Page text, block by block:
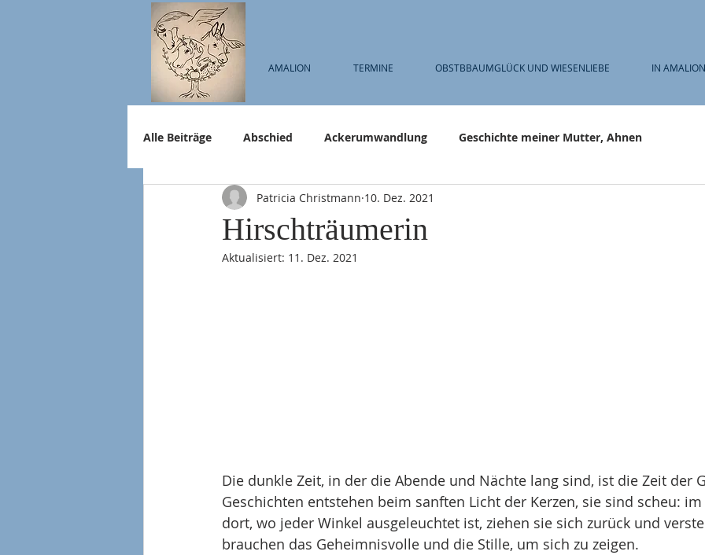
AMALION TERMINE OBSTBBAUMGLÜCK UND WIESENLIEBE IN
Alle Beiträge Abschied Ackerumwandlung Geschichte meiner Mutter, Ahnen
Hirschträumerin
Patricia Christmann 10. Dez. 2021
Aktualisiert: 11. Dez. 2021
Die dunkle Zeit, in der die Abende und Nächte lang sind, ist die Zeit der
Geschichten entstehen beim sanften Licht der Kerzen, sie sind scheu:
dort, wo jeder Winkel ausgeleuchtet ist, ziehen sie sich zurück und
brauchen das Geheimnisvolle und die Stille, um sich zu zeigen.